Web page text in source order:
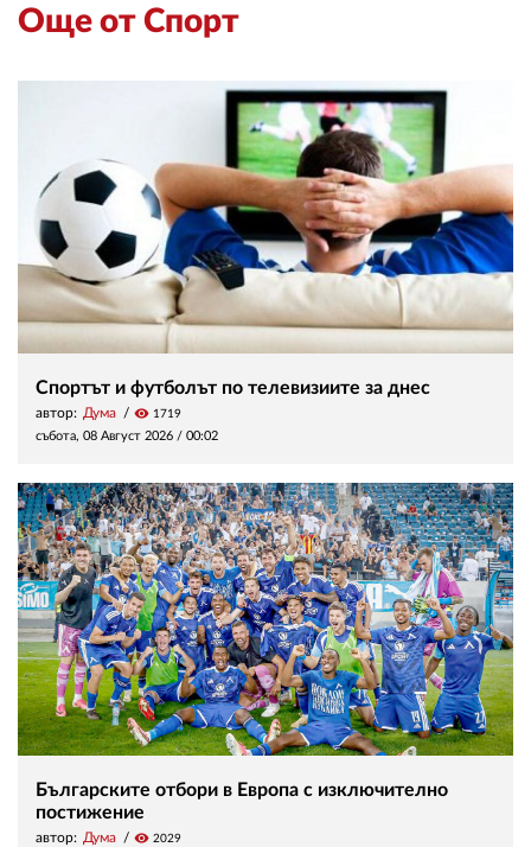
Още от Спорт
Спортът и футболът по телевизиите за днес
автор: Дума visibility 1719
събота, 08 Август 2026 / 00:02
Българските отбори в Европа с изключително
постижение
автор: Дума visibility 2029